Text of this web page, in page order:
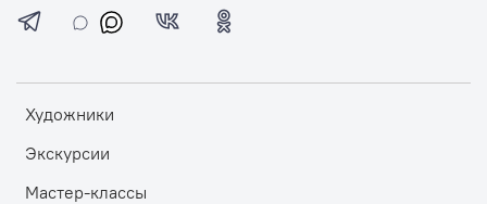
Художники
Экскурсии
Мастер-классы